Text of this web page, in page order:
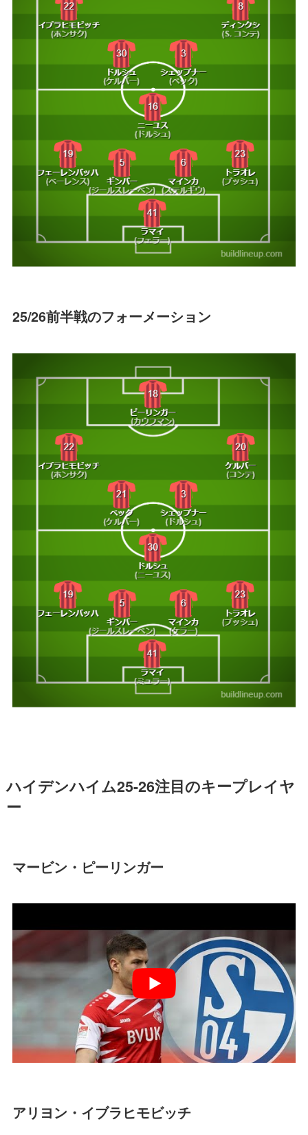
25/26前半戦のフォーメーション
ハイデンハイム25-26注目のキープレイヤ
ー
マービン・ピーリンガー
アリヨン・イブラヒモビッチ